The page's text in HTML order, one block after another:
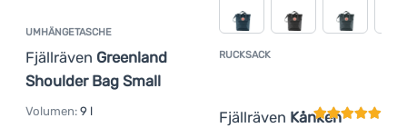
UMHÄNGETASCHE
Fjällräven Greenland
Shoulder Bag Small
Volumen: 9 l
RUCKSACK
Fjällräven Kånken